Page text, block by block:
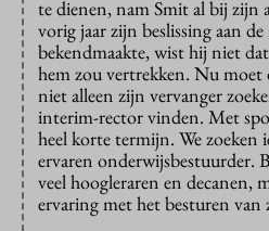
te dienen, nam Smit al bij zijn
vorig jaar zijn beslissing aan
bekendmaakte, wist hij niet
hem zou vertrekken. Nu moet
niet alleen zijn vervanger
interim-rector vinden. Met
heel korte termijn. We zoeken
ervaren onderwijsbestuurder.
veel hoogleraren en decanen,
ervaring met het besturen van